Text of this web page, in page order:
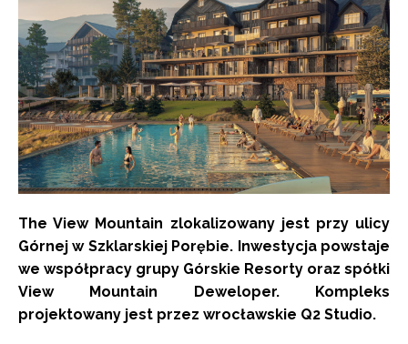
The View Mountain zlokalizowany jest przy ulicy
Górnej w Szklarskiej Porębie. Inwestycja powstaje
we współpracy grupy Górskie Resorty oraz spółki
View Mountain Deweloper. Kompleks
projektowany jest przez wrocławskie Q2 Studio.